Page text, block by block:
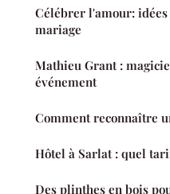
Célébrer l'amour:
mariage
Mathieu Grant :
événement
Comment reconnaître
Hôtel à Sarlat : quel
Des plinthes en bois